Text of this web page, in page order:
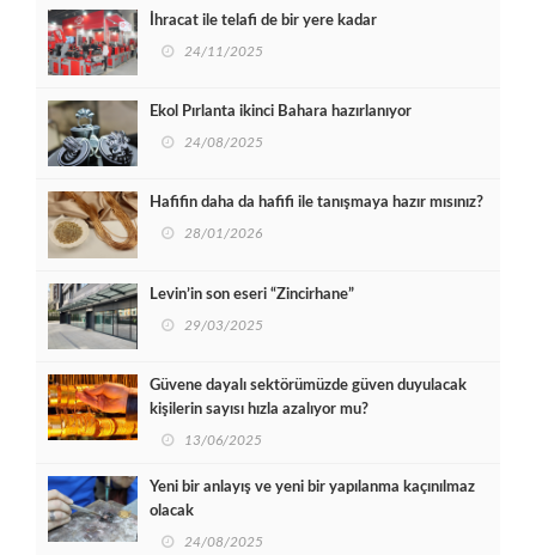
İhracat ile telafi de bir yere kadar
24/11/2025
Ekol Pırlanta ikinci Bahara hazırlanıyor
24/08/2025
Hafifin daha da hafifi ile tanışmaya hazır mısınız?
28/01/2026
Levin’in son eseri “Zincirhane”
29/03/2025
Güvene dayalı sektörümüzde güven duyulacak
kişilerin sayısı hızla azalıyor mu?
13/06/2025
Yeni bir anlayış ve yeni bir yapılanma kaçınılmaz
olacak
24/08/2025